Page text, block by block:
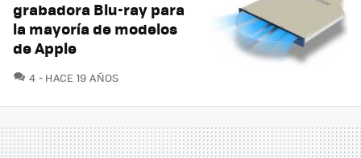
grabadora Blu-ray para
la mayoría de modelos
de Apple
4 COMENTARIOS
HACE 19 AÑOS